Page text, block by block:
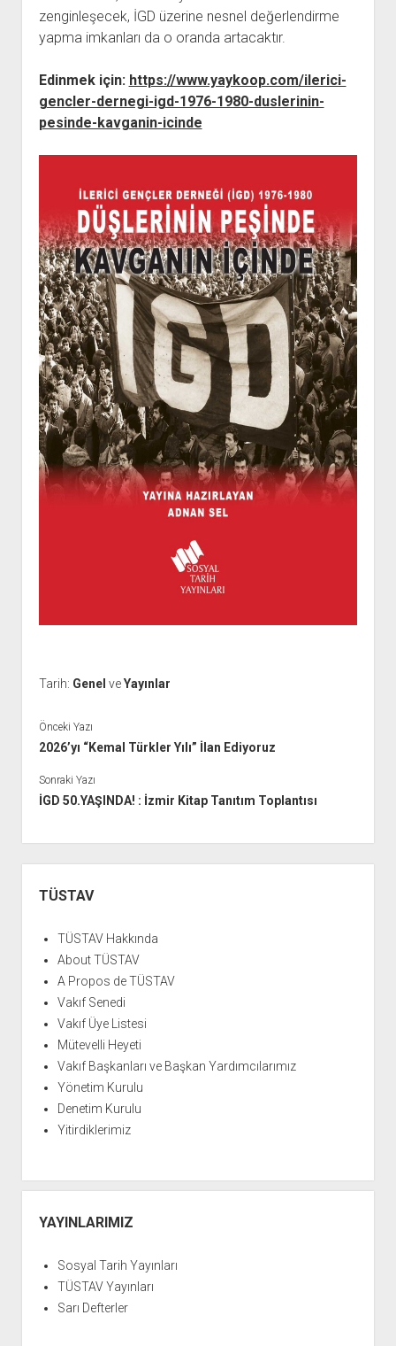
zenginleşecek, İGD üzerine nesnel değerlendirme
yapma imkanları da o oranda artacaktır.
Edinmek için: https://www.yaykoop.com/ilerici-
gencler-dernegi-igd-1976-1980-duslerinin-
pesinde-kavganin-icinde
Tarih: Genel veYayınlar
Önceki Yazı
2026’yı “Kemal Türkler Yılı” İlan Ediyoruz
Sonraki Yazı
İGD 50.YAŞINDA! : İzmir Kitap Tanıtım Toplantısı
Menü
TÜSTAV
TÜSTAV Hakkında
About TÜSTAV
A Propos de TÜSTAV
Vakıf Senedi
Vakıf Üye Listesi
Mütevelli Heyeti
Vakıf Başkanları ve Başkan Yardımcılarımız
Yönetim Kurulu
Denetim Kurulu
Yitirdiklerimiz
YAYINLARIMIZ
Sosyal Tarih Yayınları
TÜSTAV Yayınları
Sarı Defterler